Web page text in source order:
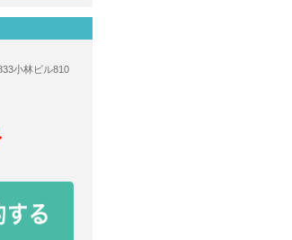
小林ビル810